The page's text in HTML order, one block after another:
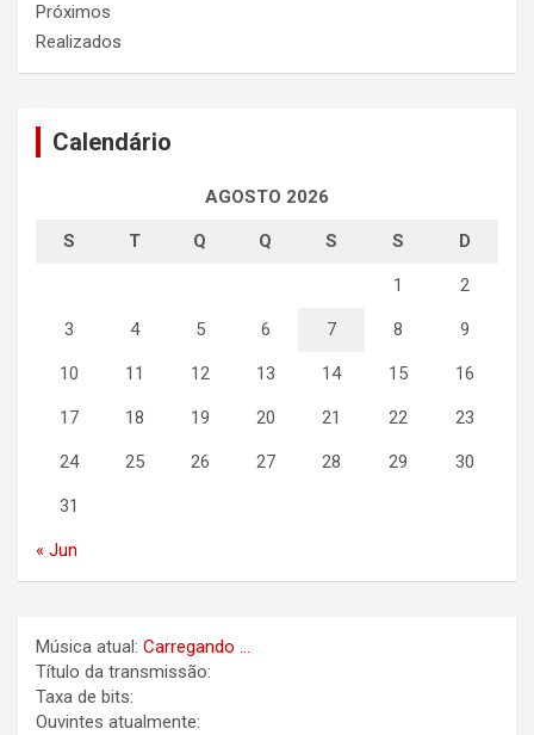
Próximos
Realizados
Calendário
AGOSTO 2026
S T Q Q S S D
1 2
3 4 5 6 7 8 9
10 11 12 13 14 15 16
17 18 19 20 21 22 23
24 25 26 27 28 29 30
31
« Jun
Música atual: Carregando ...
Título da transmissão:
Taxa de bits:
Ouvintes atualmente: